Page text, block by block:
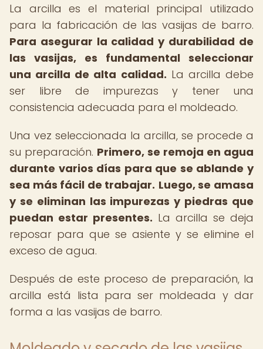
La arcilla es el material principal utilizado
para la fabricación de las vasijas de barro.
Para asegurar la calidad y durabilidad de
las vasijas, es fundamental seleccionar
una arcilla de alta calidad. La arcilla debe
ser libre de impurezas y tener una
consistencia adecuada para el moldeado.
Una vez seleccionada la arcilla, se procede a
su preparación. Primero, se remoja en agua
durante varios días para que se ablande y
sea más fácil de trabajar. Luego, se amasa
y se eliminan las impurezas y piedras que
puedan estar presentes. La arcilla se deja
reposar para que se asiente y se elimine el
exceso de agua.
Después de este proceso de preparación, la
arcilla está lista para ser moldeada y dar
forma a las vasijas de barro.